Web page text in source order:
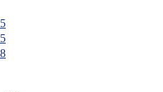
5
8